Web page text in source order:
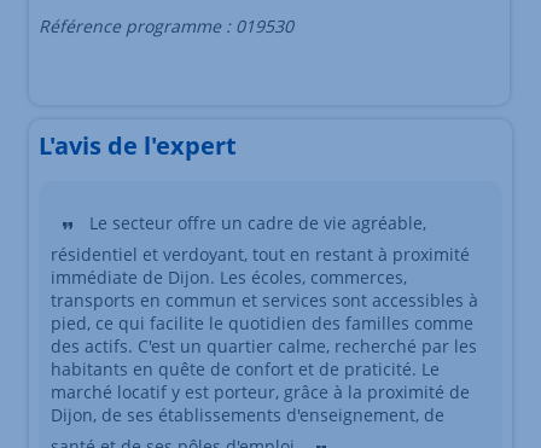
Référence programme : 019530
L'avis de l'expert
Le secteur offre un cadre de vie agréable,
résidentiel et verdoyant, tout en restant à proximité
immédiate de Dijon. Les écoles, commerces,
transports en commun et services sont accessibles à
pied, ce qui facilite le quotidien des familles comme
des actifs. C'est un quartier calme, recherché par les
habitants en quête de confort et de praticité. Le
marché locatif y est porteur, grâce à la proximité de
Dijon, de ses établissements d'enseignement, de